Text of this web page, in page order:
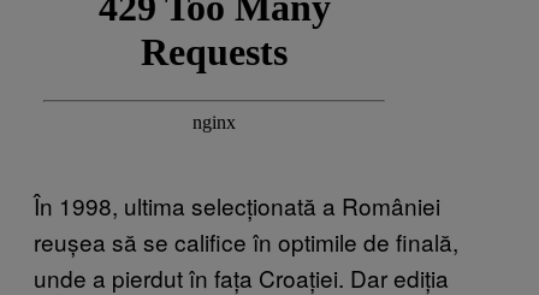
În 1998, ultima selecționată a României
reușea să se califice în optimile de finală,
unde a pierdut în fața Croației. Dar ediția